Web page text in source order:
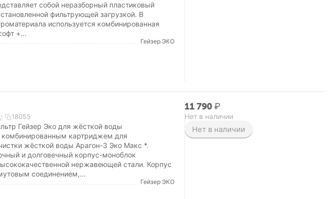
собой неразборный пластиковый
фильтрующей загрузкой. В
используется комбинированная
+...
Гейзер ЭКО
18055
Гейзер Эко для жёсткой воды
комбинированным картриджем для
жёсткой воды Арагон-3 Эко Макс *.
и долговечный корпус-моноблок
нержавеющей стали. Корпус
соединением,...
Гейзер ЭКО
11 790₽
Нет в наличии
Нет в наличии